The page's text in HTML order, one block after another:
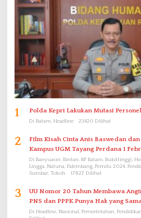
1 Polda Kepri Lakukan Mutasi
Di Batam, Headline 23420 Dilihat
2
Film Kisah Cinta Anis Baswedan
Kampus UGM Tayang Perdana 1
Di Banyuasin, Bintan, BP Batam, Bukittinggi,
Lingga, Natuna, Palembang, Pemilu 2024,
Sumbar, Tokoh
17827 Dilihat
3
UU Nomor 20 Tahun Membawa
PNS dan PPPK Punya Hak yang
Di Headline, Nasional, Pemerintahan,